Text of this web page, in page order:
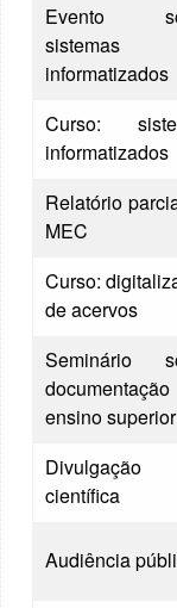
Evento
sistemas
informatizados
Curso:
informatizados
Relatório
MEC
Curso:
de acervos
Seminário
ensino superior
Divulgação
científica
Audiência